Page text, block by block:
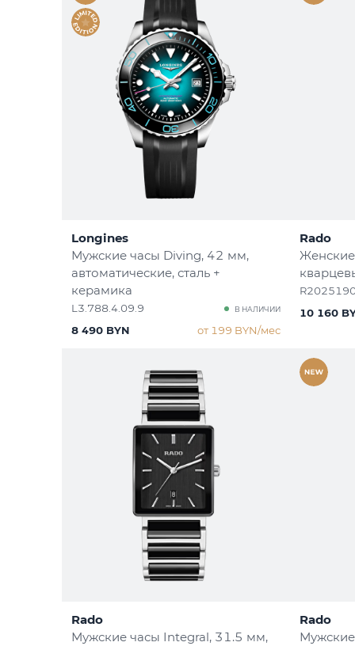
Longines
Мужские часы Diving, 42 мм,
автоматические, сталь +
керамика
L3.788.4.09.9 В НАЛИЧИИ
8 490 BYN от 199 BYN/мес
Rado
10 160
Rado
Мужские часы Integral, 31.5 мм,
Rado